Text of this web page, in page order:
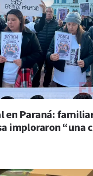
en Paraná:
imploraron “una